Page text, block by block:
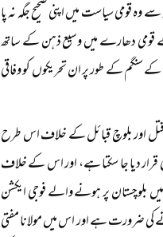
قومی سیاست میں اپنی صحیح جگہ نہ پا
قومی دھارے میں وسیع ذہن کے ساتھ
سنگم کے طور پر ان تحریکوں کو وفاقی
قتل اور بلوچ قبائل کے خلاف اس طرح
قرار دیا جا سکتا ہے، اور اس کے خلاف
بلوچستان پر ہونے والے فوجی ایکشن
ضرورت ہے اور اس میں مولانا مفتی